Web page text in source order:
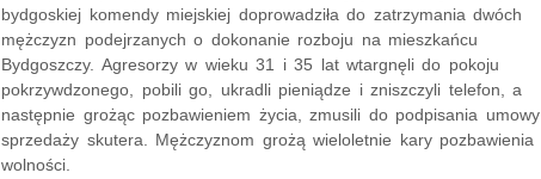
bydgoskiej komendy miejskiej doprowadziła do zatrzymania dwóch
mężczyzn podejrzanych o dokonanie rozboju na mieszkańcu
Bydgoszczy. Agresorzy w wieku 31 i 35 lat wtargnęli do pokoju
pokrzywdzonego, pobili go, ukradli pieniądze i zniszczyli telefon, a
następnie grożąc pozbawieniem życia, zmusili do podpisania umowy
sprzedaży skutera. Mężczyznom grożą wieloletnie kary pozbawienia
wolności.